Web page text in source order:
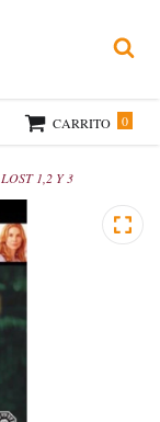
CARRITO 0
1,2 Y 3